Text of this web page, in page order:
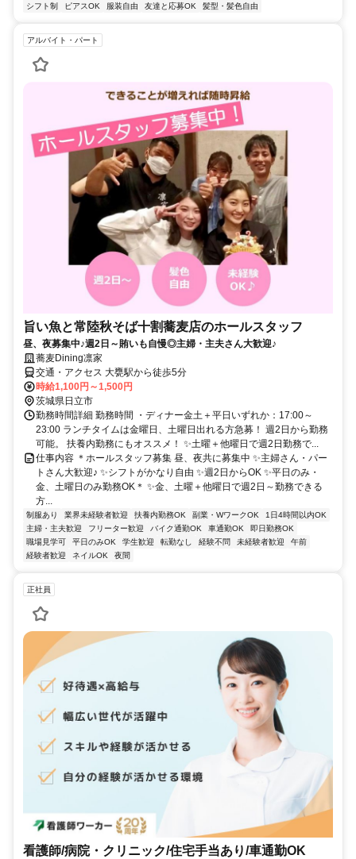
シフト制
ピアスOK 服装自由 友達と応募OK 髪型・髪色自由
アルバイト・パート
旨い魚と常陸秋そば十割蕎麦店のホールスタッフ
昼、夜募集中♪週2日～賄いも自慢◎主婦・主夫さん大歓迎♪
蕎麦Dining凛家
交通・アクセス 大甕駅から徒歩5分
時給1,100円～1,500円
茨城県日立市
勤務時間詳細 勤務時間 ・ディナー金土＋平日いずれか：17:00～
23:00 ランチタイムは金曜日、土曜日出れる方急募！ 週2日から勤務
可能。 扶養内勤務にもオススメ！ ✨土曜＋他曜日で週2日勤務で...
仕事内容 ＊ホールスタッフ募集 昼、夜共に募集中 ✨主婦さん・パー
トさん大歓迎♪ ✨シフトがかなり自由 ✨週2日からOK ✨平日のみ・
金、土曜日のみ勤務OK＊ ✨金、土曜＋他曜日で週2日～勤務できる
方...
制服あり 業界未経験者歓迎 扶養内勤務OK 副業・WワークOK
1日4時間以内OK
主婦・主夫歓迎
フリーター歓迎 バイク通勤OK 車通勤OK
即日勤務OK
職場見学可
平日のみOK 学生歓迎 転勤なし 経験不問 未経験者歓迎
午前
経験者歓迎
ネイルOK 夜間
正社員
看護師/病院・クリニック/住宅手当あり/車通勤OK